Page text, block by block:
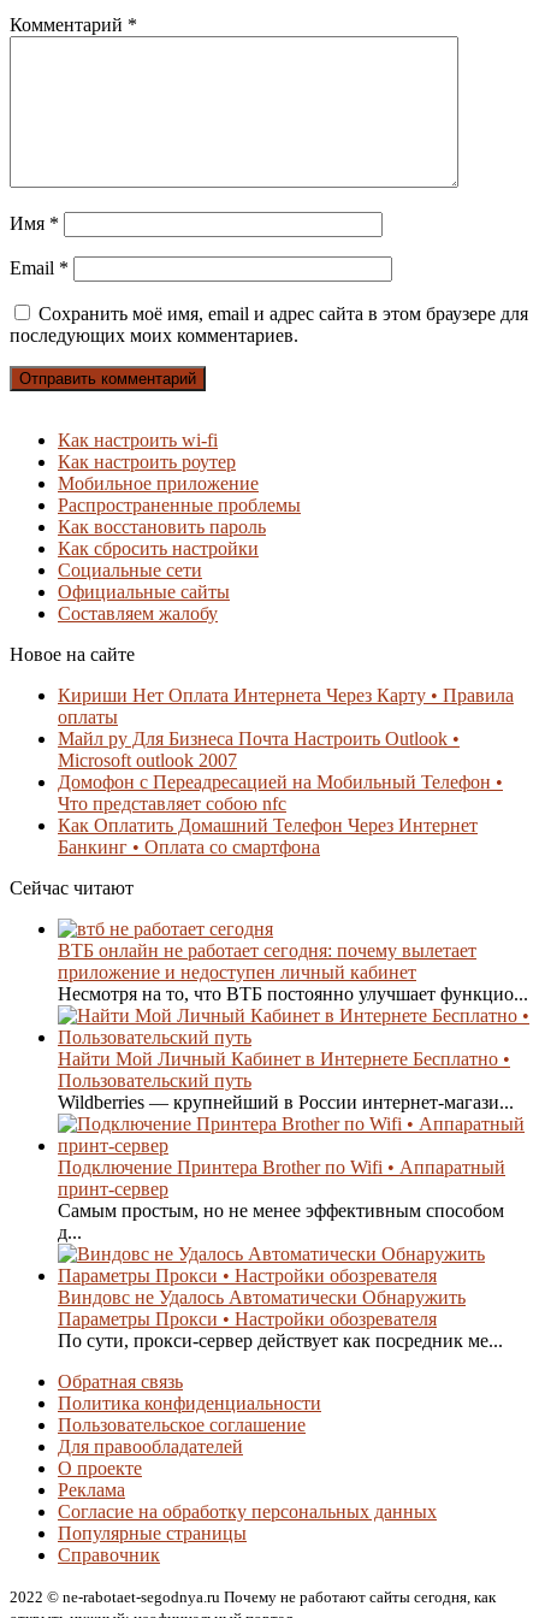
Комментарий *
Имя *
Email *
Сохранить моё имя, email и адрес сайта в этом браузере для
последующих моих комментариев.
Как настроить wi-fi
Как настроить роутер
Мобильное приложение
Распространенные проблемы
Как восстановить пароль
Как сбросить настройки
Социальные сети
Официальные сайты
Составляем жалобу
Новое на сайте
Кириши Нет Оплата Интернета Через Карту • Правила
оплаты
Майл ру Для Бизнеса Почта Настроить Outlook •
Microsoft outlook 2007
Домофон с Переадресацией на Мобильный Телефон •
Что представляет собою nfc
Как Оплатить Домашний Телефон Через Интернет
Банкинг • Оплата со смартфона
Сейчас читают
ВТБ онлайн не работает сегодня: почему вылетает
приложение и недоступен личный кабинет
Несмотря на то, что ВТБ постоянно улучшает функцио...
Найти Мой Личный Кабинет в Интернете Бесплатно •
Пользовательский путь
Wildberries — крупнейший в России интернет-магази...
Подключение Принтера Brother по Wifi • Аппаратный
принт-сервер
Самым простым, но не менее эффективным способом
д...
Виндовс не Удалось Автоматически Обнаружить
Параметры Прокси • Настройки обозревателя
По сути, прокси-сервер действует как посредник ме...
Обратная связь
Политика конфиденциальности
Пользовательское соглашение
Для правообладателей
О проекте
Реклама
Согласие на обработку персональных данных
Популярные страницы
Справочник
2022 © ne-rabotaet-segodnya.ru Почему не работают сайты сегодня, как